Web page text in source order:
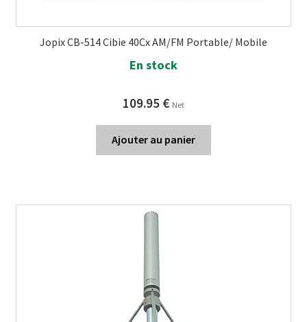
Jopix CB-514 Cibie 40Cx AM/FM Portable/ Mobile
En stock
109.95 € Net
Ajouter au panier